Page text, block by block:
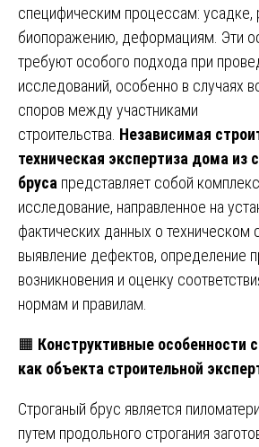
специфическим процессам: усадке,
биопоражению, деформациям. Эти
требуют особого подхода при
исследований, особенно в случаях
споров между участниками
строительства. Независимая
техническая экспертиза дома из
бруса представляет собой
исследование, направленное на
фактических данных о техническом
выявление дефектов, определение
возникновения и оценку
нормам и правилам.
🟧 Конструктивные особенности
как объекта строительной
Строганый брус является
путем продольного строгания